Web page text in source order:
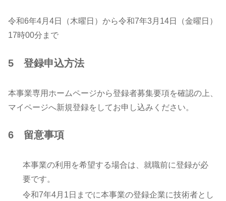
令和6年4月4日（木曜日）から令和7年3月14日（金曜日）
17時00分まで
5 登録申込方法
本事業専用ホームページから登録者募集要項を確認の上、
マイページへ新規登録をしてお申し込みください。
6 留意事項
本事業の利用を希望する場合は、就職前に登録が必
要です。
令和7年4月1日までに本事業の登録企業に技術者とし